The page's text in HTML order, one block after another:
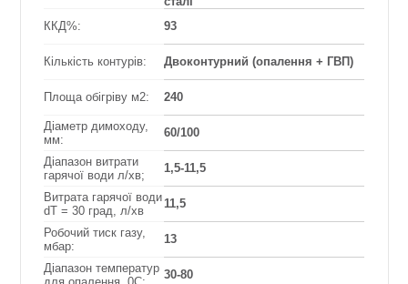
ККД%:
93
Кількість контурів: Двоконтурний (опалення + ГВП)
Площа обігріву м2: 240
Діаметр димоходу,
мм:
60/100
Діапазон витрати
гарячої води л/хв;
1,5-11,5
Витрата гарячої води
dT = 30 град, л/хв
11,5
Робочий тиск газу,
мбар:
13
Діапазон температур 30-80